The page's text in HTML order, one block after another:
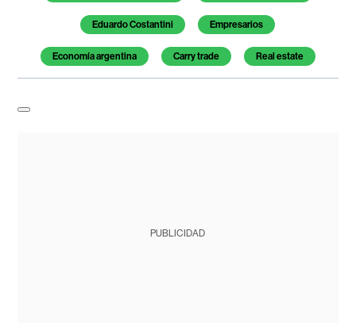
Eduardo Costantini Empresarios
Economía argentina Carry trade Real estate
PUBLICIDAD